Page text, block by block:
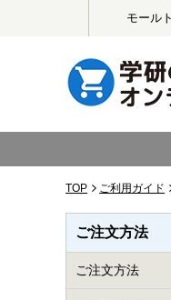
モール
TOP ご利用ガイド
ご注文方法
ご注文方法